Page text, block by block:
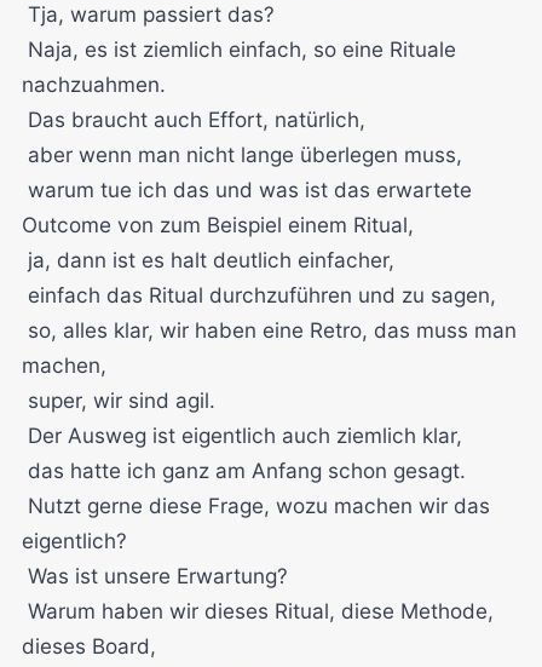
Tja, warum passiert das?
Naja, es ist ziemlich einfach, so eine Rituale
nachzuahmen.
Das braucht auch Effort, natürlich,
aber wenn man nicht lange überlegen muss,
warum tue ich das und was ist das erwartete
Outcome von zum Beispiel einem Ritual,
ja, dann ist es halt deutlich einfacher,
einfach das Ritual durchzuführen und zu sagen,
so, alles klar, wir haben eine Retro, das muss man
machen,
super, wir sind agil.
Der Ausweg ist eigentlich auch ziemlich klar,
das hatte ich ganz am Anfang schon gesagt.
Nutzt gerne diese Frage, wozu machen wir das
eigentlich?
Was ist unsere Erwartung?
Warum haben wir dieses Ritual, diese Methode,
dieses Board,